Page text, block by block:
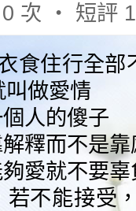
0 次 ‧ 短評
食住行全
叫做愛情
人的傻子
釋而不是
愛就不要
不能接受